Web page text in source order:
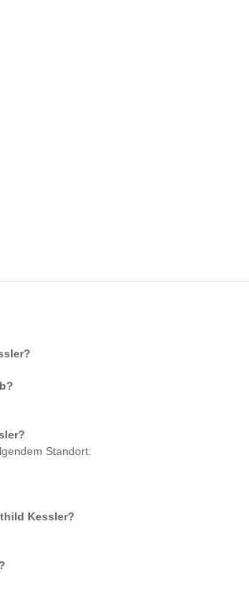
?
?
Standort:
Kessler?